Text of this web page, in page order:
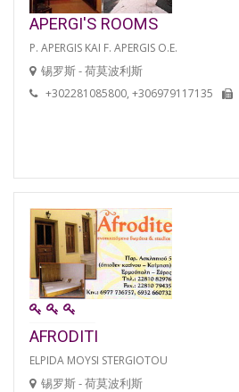
APERGI'S ROOMS
P. APERGIS KAI F. APERGIS O.E.
锡罗斯 - 荷莫波利斯
+302281085800, +306979117135
AFRODITI
ELPIDA MOYSI STERGIOTOU
锡罗斯 - 荷莫波利斯